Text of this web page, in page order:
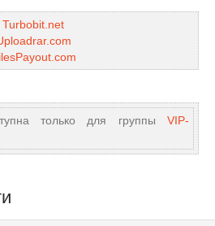
Turbobit.net
только для группы VIP-